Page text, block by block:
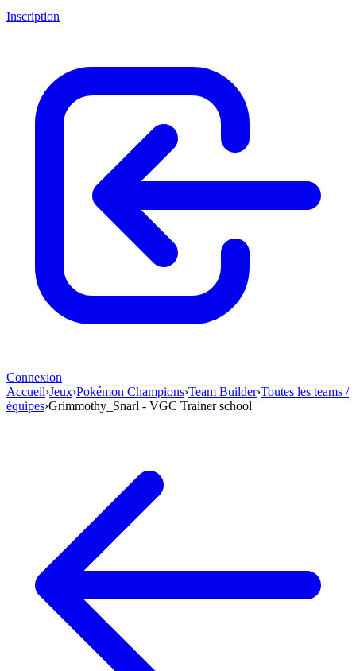
Inscription
Connexion
Accueil›Jeux›Pokémon Champions›Team Builder›Toutes les teams /
équipes›Grimmothy_Snarl - VGC Trainer school